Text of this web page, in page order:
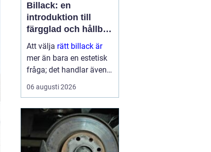
Billack: en
introduktion till
färgglad och hållbar
ytbehandling
Att välja rätt billack är
mer än bara en estetisk
fråga; det handlar även
om funktion och
hållbarhet. Bilens lack är
skyddar karos...
06 augusti 2026